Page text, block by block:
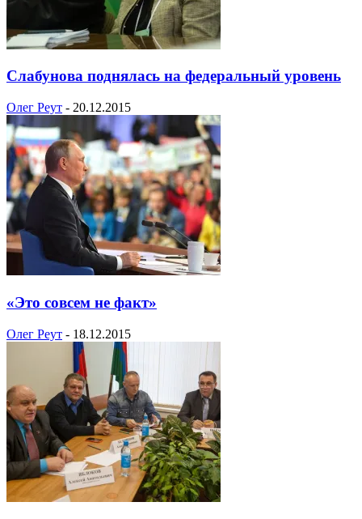
Слабунова поднялась на федеральный уровень
Олег Реут - 20.12.2015
«Это совсем не факт»
Олег Реут - 18.12.2015